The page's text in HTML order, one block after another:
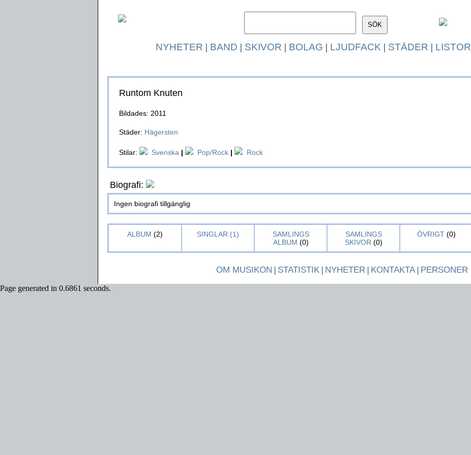
NYHETER | BAND | SKIVOR | BOLAG | LJUDFACK | STÄDER | LISTOR
Runtom Knuten
Bildades: 2011
Städer: Hägersten
Stilar: Svenska | Pop/Rock | Rock
Biografi:
Ingen biografi tillgänglig
ALBUM (2) SINGLAR (1)
SAMLINGS
ALBUM (0)
SAMLINGS
SKIVOR (0)
ÖVRIGT(0)
OM MUSIKON | STATISTIK| NYHETER| KONTAKTA| PERSONER
Page generated in 0.6861 seconds.